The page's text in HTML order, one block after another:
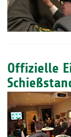
Offizielle